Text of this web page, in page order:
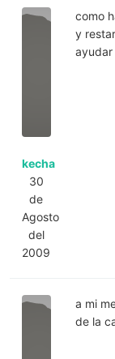
kecha
30
de
Agosto
del
2009
como
y
ayudar
a mi
de la